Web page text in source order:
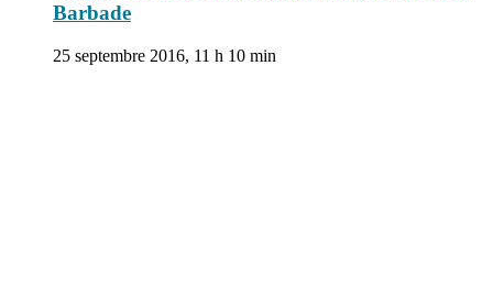
Barbade
25 septembre 2016, 11 h 10 min